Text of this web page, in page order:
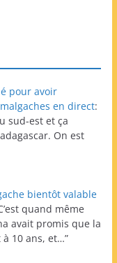
pour avoir
en direct:
sud-est et ça
On est
bientôt valable
quand même
avait promis que la
10 ans, et…”